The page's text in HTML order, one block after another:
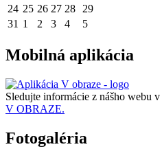
24 25 26 27 28 29
31 1 2 3 4 5
Mobilná aplikácia
Sledujte informácie z nášho webu v
V OBRAZE.
Fotogaléria